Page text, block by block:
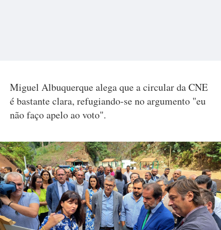
Miguel Albuquerque alega que a circular da CNE
é bastante clara, refugiando-se no argumento "eu
não faço apelo ao voto".